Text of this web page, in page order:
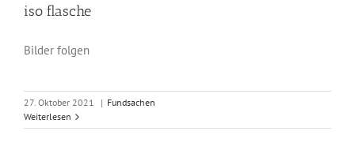
iso flasche
Bilder folgen
27. Oktober 2021 | Fundsachen
Weiterlesen